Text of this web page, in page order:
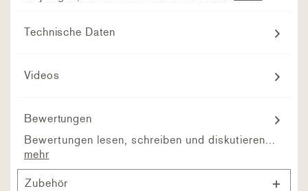
Technische Daten
Videos
Bewertungen
Bewertungen lesen, schreiben und diskutieren...
mehr
Zubehör